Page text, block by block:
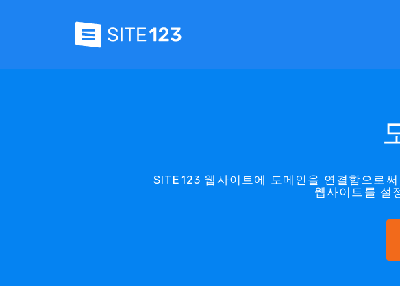
SITE123 웹사이트에 도메인을 연결함으로
웹사이트를 설